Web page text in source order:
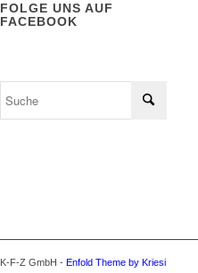
FOLGE UNS AUF
FACEBOOK
K-F-Z GmbH - Enfold Theme by Kriesi